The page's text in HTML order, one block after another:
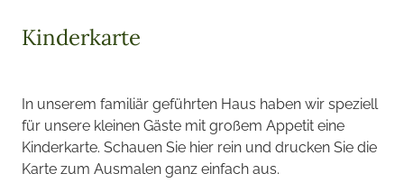
Kinderkarte
In unserem familiär geführten Haus haben wir speziell
für unsere kleinen Gäste mit großem Appetit eine
Kinderkarte. Schauen Sie hier rein und drucken Sie die
Karte zum Ausmalen ganz einfach aus.